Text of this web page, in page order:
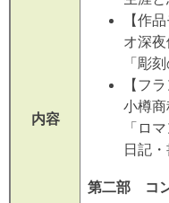
内容
【作
オ深夜
「彫
【フ
小樽商
「ロ
日記
第二部 コ